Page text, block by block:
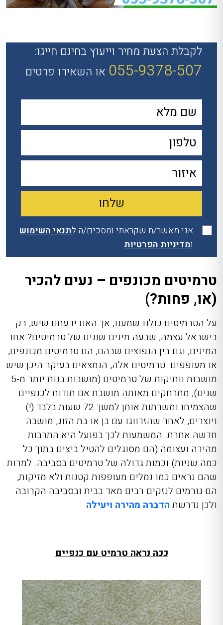
לקבלת הצעת מחיר וייעוץ בחינם חייגו:
055-9378-507 או השאירו פרטים
אני מאשר/ת שקראתי ומסכים/ה לתנאי השימוש
ומדיניות הפרטיות
טרמיטים מכונפים – נעים להכיר
(או, פחות?)
על הטרמיטים כולנו שמענו, אך האם ידעתם שיש, רק
בישראל עצמה, שבעה מינים שונים של טרמיטים? אחד
המינים, וגם בין הנפוצים שבהם, הם טרמיטים מכונפים,
או מעופפים. טרמיטים אלה, הנמצאים בעיקר היכן שיש
מושבות וותיקות של טרמיטים (מושבות בנות יותר מ-5
שנים), מתרחקים מאותה מושבת אם תודות לכנפיים
שהצמיחו ומשרתות אותן למשך 72 שעות בלבד (!)
ויוצרים, לאחר שהזדווגו עם בן או בת הזוג, מושבה
חדשה אחרת. המשמעות לכך בפועל היא התרבות
מהירה ועצומה (הם מסוגלים להטיל ביצים בתוך כל
כמה שניות) וכמות גדולה של טרמיטים בסביבה. למרות
שהם נראים כמו נמלים מעופפות קטנות ולא מזיקות,
הם גורמים לנזקים רבים מאד בבית ובסביבה הקרובה
ולכן נדרשתהדברה מהירה ויעילה.
ככה נראה טרמיט עם כנפיים